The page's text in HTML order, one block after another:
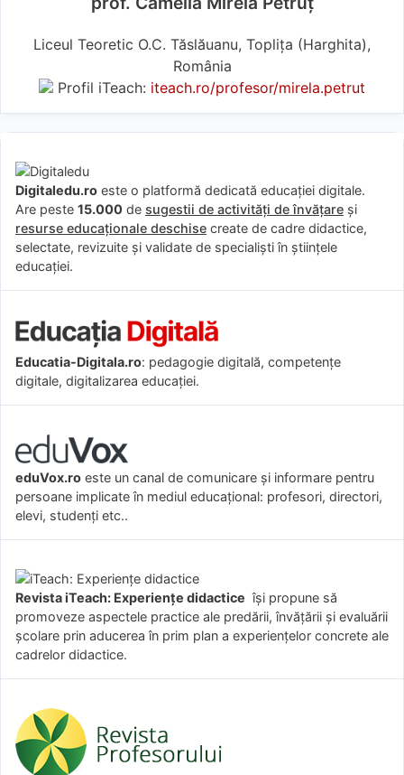
Liceul Teoretic O.C. Tăslăuanu, Toplița (Harghita),
România
Profil iTeach: iteach.ro/profesor/mirela.petrut
Digitaledu.ro este o platformă dedicată educației digitale.
Are peste 15.000 de sugestii de activități de învățare și
resurse educaționale deschise create de cadre didactice,
selectate, revizuite și validate de specialiști în științele
educației.
Educatia-Digitala.ro: pedagogie digitală, competențe
digitale, digitalizarea educației.
eduVox.ro este un canal de comunicare și informare pentru
persoane implicate în mediul educațional: profesori, directori,
elevi, studenți etc..
Revista iTeach: Experienţe didactice îşi propune să
promoveze aspectele practice ale predării, învăţării şi evaluării
şcolare prin aducerea în prim plan a experienţelor concrete ale
cadrelor didactice.